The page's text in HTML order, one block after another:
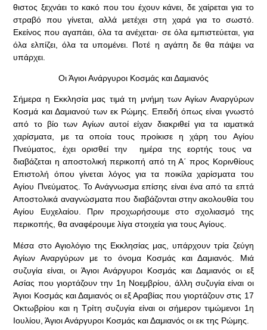
θιστος ξεχνάει το κακό που του έχουν κάνει, δε χαίρεται για το
στραβό που γίνεται, αλλά μετέχει στη χαρά για το σωστό.
Εκείνος που αγαπάει, όλα τα ανέχεται· σε όλα εμπιστεύεται, για
όλα ελπίζει, όλα τα υπομένει. Ποτέ η αγάπη δε θα πάψει να
υπάρχει.
Οι Άγιοι Ανάργυροι Κοσμάς και Δαμιανός
Σήμερα η Εκκλησία μας τιμά τη μνήμη των Αγίων Αναργύρων
Κοσμά και Δαμιανού των εκ Ρώμης. Επειδή όπως είναι γνωστό
από το βίο των Αγίων αυτοί είχαν διακριθεί για τα ιαματικά
χαρίσματα, με τα οποία τους προίκισε η χάρη του Αγίου
Πνεύματος, έχει ορισθεί την ημέρα της εορτής τους να
διαβάζεται η αποστολική περικοπή από τη Α΄ προς Κορινθίους
Επιστολή όπου γίνεται λόγος για τα ποικίλα χαρίσματα του
Αγίου Πνεύματος. Το Ανάγνωσμα επίσης είναι ένα από τα επτά
Αποστολικά αναγνώσματα που διαβάζονται στην ακολουθία του
Αγίου Ευχελαίου. Πριν προχωρήσουμε στο σχολιασμό της
περικοπής, θα αναφέρουμε λίγα στοιχεία για τους Αγίους.
Μέσα στο Αγιολόγιο της Εκκλησίας μας, υπάρχουν τρία ζεύγη
Αγίων Αναργύρων με το όνομα Κοσμάς και Δαμιανός. Μιά
συζυγία είναι, οι Άγιοι Ανάργυροι Κοσμάς και Δαμιανός οι εξ
Ασίας που γιορτάζουν την 1η Νοεμβρίου, άλλη συζυγία είναι οι
Άγιοι Κοσμάς και Δαμιανός οι εξ Αραβίας που γιορτάζουν στις 17
Οκτωβρίου και η Τρίτη συζυγία είναι οι σήμερον τιμώμενοι 1η
Ιουλίου, Άγιοι Ανάργυροι Κοσμάς και Δαμιανός οι εκ της Ρώμης.